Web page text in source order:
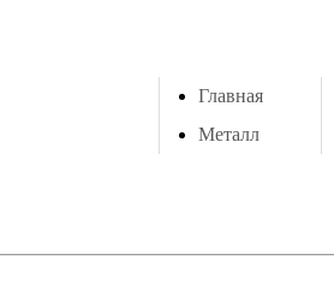
Главная
Металл